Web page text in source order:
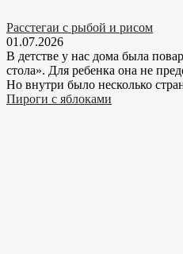
Расстегаи с рыбой и рисом
01.07.2026
В детстве у нас дома была
стола». Для ребенка она не
Но внутри было несколько
Пироги с яблоками